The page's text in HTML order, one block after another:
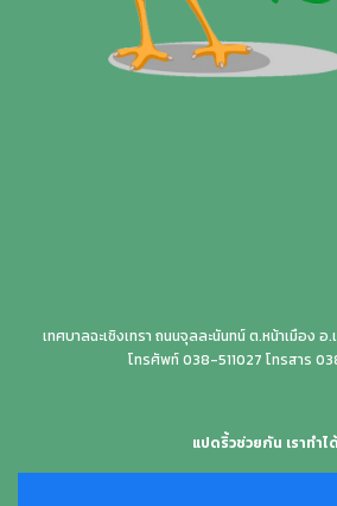
เทศบาลฉะเชิงเทรา ถนนจุลละนันทน์ ต.หน้าเมือง อ
โทรศัพท์ 038-511027 โทรสาร
แปดริ้วช่วยกัน เราทำไ